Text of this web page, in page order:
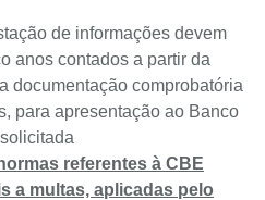
de informações devem
anos contados a partir da
documentação comprobatória
para apresentação ao Banco
referentes à CBE
a multas, aplicadas pelo